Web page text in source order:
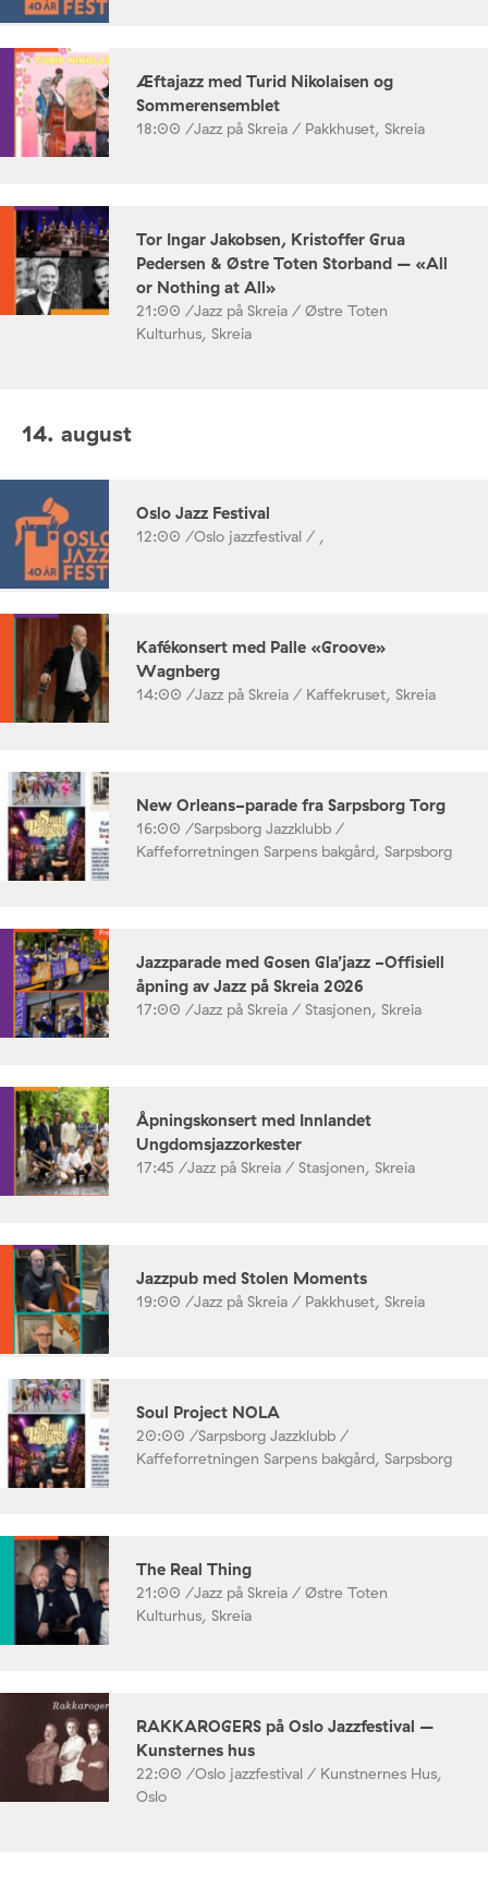
Æftajazz med Turid Nikolaisen og
Sommerensemblet
18:00 /Jazz på Skreia / Pakkhuset, Skreia
Tor Ingar Jakobsen, Kristoffer Grua
Pedersen & Østre Toten Storband – «All
or Nothing at All»
21:00 /Jazz på Skreia / Østre Toten
Kulturhus, Skreia
14. august
Oslo Jazz Festival
12:00 /Oslo jazzfestival / ,
Kafékonsert med Palle «Groove»
Wagnberg
14:00 /Jazz på Skreia / Kaffekruset, Skreia
New Orleans-parade fra Sarpsborg Torg
16:00 /Sarpsborg Jazzklubb /
Kaffeforretningen Sarpens bakgård, Sarpsborg
Jazzparade med Gosen Gla’jazz -Offisiell
åpning av Jazz på Skreia 2026
17:00 /Jazz på Skreia / Stasjonen, Skreia
Åpningskonsert med Innlandet
Ungdomsjazzorkester
17:45 /Jazz på Skreia / Stasjonen, Skreia
Jazzpub med Stolen Moments
19:00 /Jazz på Skreia / Pakkhuset, Skreia
Soul Project NOLA
20:00 /Sarpsborg Jazzklubb /
Kaffeforretningen Sarpens bakgård, Sarpsborg
The Real Thing
21:00 /Jazz på Skreia / Østre Toten
Kulturhus, Skreia
RAKKAROGERS på Oslo Jazzfestival –
Kunsternes hus
22:00 /Oslo jazzfestival / Kunstnernes Hus,
Oslo